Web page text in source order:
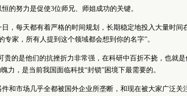
的努力是促使3位师兄、师姐成功的关键。
，每天都有着严格的时间规划，长期稳定地投入大量时间
家，所有人提到这个领域都会想到你的名字”。
贵的是他们的抗挫折力非常强，在科研中百折不挠，也就是
力，是当前我国面临科技“封锁”困境下最需要的。
和市场几乎全都被国外企业所垄断，和现在被大家广泛关